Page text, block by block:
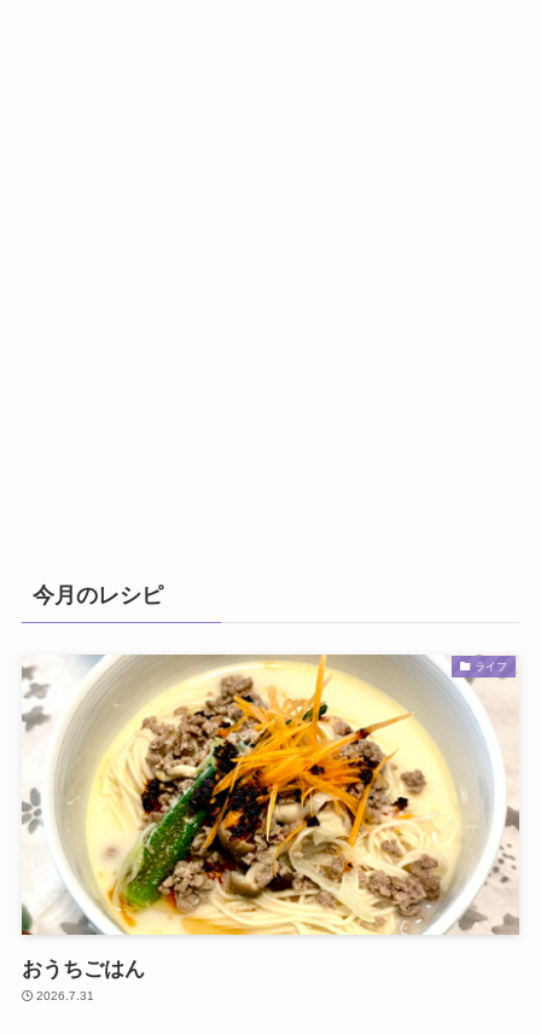
今月のレシピ
ライフ
おうちごはん
2026.7.31